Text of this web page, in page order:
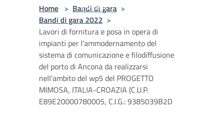
e Vasto
Home > Bandi di gara >
Bandi di gara 2022 >
Lavori di fornitura e posa in opera di
impianti per l'ammodernamento del
sistema di comunicazione e filodiffusione
del porto di Ancona da realizzarsi
nell'ambito del wp5 del PROGETTO
MIMOSA, ITALIA-CROAZIA (C.U.P.
E89E20000780005, C.I.G.: 9385039B2D